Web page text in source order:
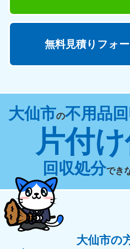
無料見積りフォ
大仙市の不用品
片付
回収処分でき
大仙市の